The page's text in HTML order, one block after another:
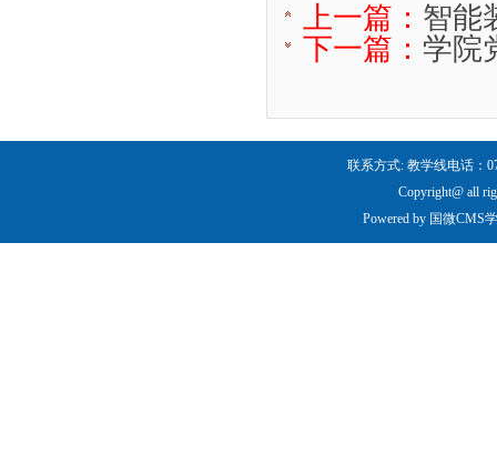
上一篇： 智能
下一篇： 学院
联系方式: 教学线电话：
Copyright@ all
Powered by 国微CMS